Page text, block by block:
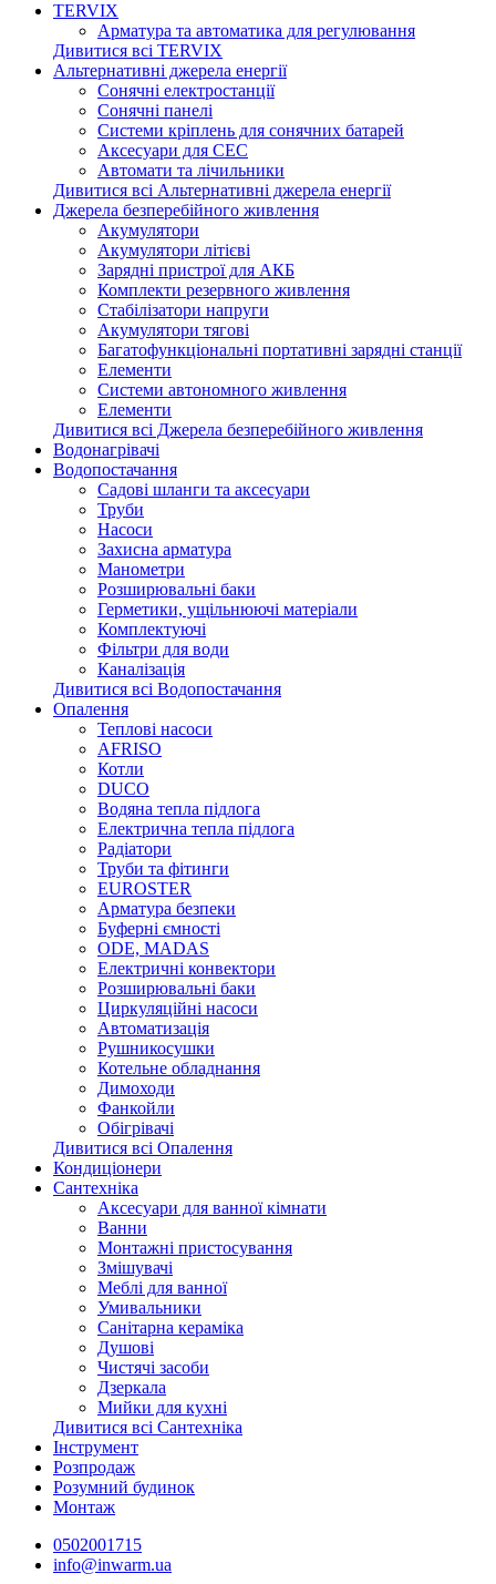
TERVIX
Арматура та автоматика для регулювання
Дивитися всі TERVIX
Альтернативні джерела енергії
Сонячні електростанції
Сонячні панелі
Системи кріплень для сонячних батарей
Аксесуари для СЕС
Автомати та лічильники
Дивитися всі Альтернативні джерела енергії
Джерела безперебійного живлення
Акумулятори
Акумулятори літієві
Зарядні пристрої для АКБ
Комплекти резервного живлення
Стабілізатори напруги
Акумулятори тягові
Багатофункціональні портативні зарядні станції
Елементи
Системи автономного живлення
Елементи
Дивитися всі Джерела безперебійного живлення
Водонагрівачі
Водопостачання
Садові шланги та аксесуари
Труби
Насоси
Захисна арматура
Манометри
Розширювальні баки
Герметики, ущільнюючі матеріали
Комплектуючі
Фільтри для води
Каналізація
Дивитися всі Водопостачання
Опалення
Теплові насоси
AFRISO
Котли
DUCO
Водяна тепла підлога
Електрична тепла підлога
Радіатори
Труби та фітинги
EUROSTER
Арматура безпеки
Буферні ємності
ODE, MADAS
Електричні конвектори
Розширювальні баки
Циркуляційні насоси
Автоматизація
Рушникосушки
Котельне обладнання
Димоходи
Фанкойли
Обігрівачі
Дивитися всі Опалення
Кондиціонери
Сантехніка
Аксесуари для ванної кімнати
Ванни
Монтажні пристосування
Змішувачі
Меблі для ванної
Умивальники
Санітарна кераміка
Душові
Чистячі засоби
Дзеркала
Мийки для кухні
Дивитися всі Сантехніка
Інструмент
Розпродаж
Розумний будинок
Монтаж
0502001715
info@inwarm.ua